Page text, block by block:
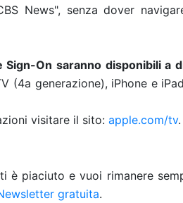
News", senza dover
Sign-On saranno disponibili a
(4a generazione), iPhone e
visitare il sito: apple.com/tv.
è piaciuto e vuoi rimanere
gratuita.